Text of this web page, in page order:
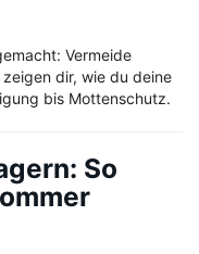
Vermeide
dir, wie du deine
bis Mottenschutz.
So